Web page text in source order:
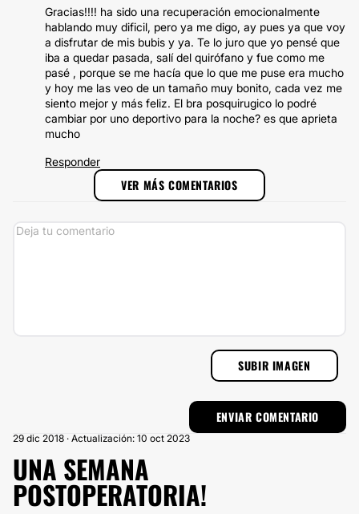
Gracias!!!! ha sido una recuperación emocionalmente
hablando muy dificil, pero ya me digo, ay pues ya que voy
a disfrutar de mis bubis y ya. Te lo juro que yo pensé que
iba a quedar pasada, salí del quirófano y fue como me
pasé , porque se me hacía que lo que me puse era mucho
y hoy me las veo de un tamaño muy bonito, cada vez me
siento mejor y más feliz. El bra posquirugico lo podré
cambiar por uno deportivo para la noche? es que aprieta
mucho
Responder
VER MÁS COMENTARIOS
SUBIR IMAGEN
29 dic 2018 · Actualización: 10 oct 2023
UNA SEMANA
POSTOPERATORIA!